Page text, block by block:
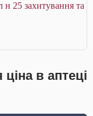
25 захитування та
в аптеці